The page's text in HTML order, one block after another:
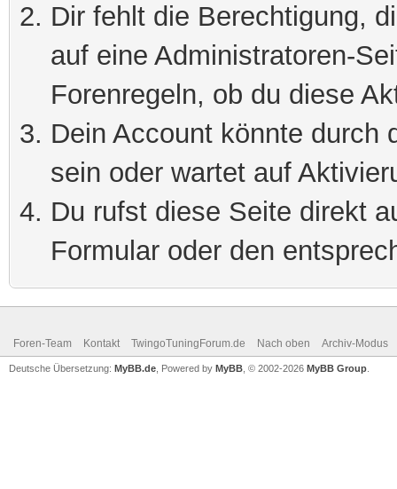
Dir fehlt die Berechtigung,
auf eine Administratoren-
Forenregeln, ob du diese
Dein Account könnte durch
sein oder wartet auf
Du rufst diese Seite direkt
Formular oder den
Foren-Team Kontakt TwingoTuningForum.de Nach oben Archiv-Modus
Deutsche Übersetzung: MyBB.de , Powered by MyBB , © 2002-2026 MyBB Group